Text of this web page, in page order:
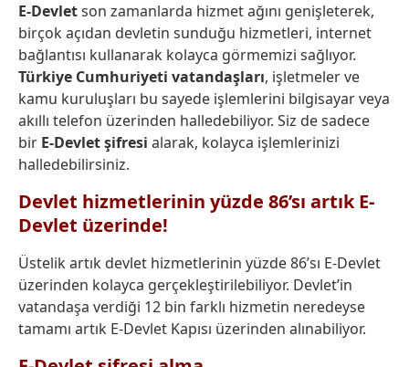
E-Devletson zamanlarda hizmet ağını genişleterek,
birçok açıdan devletin sunduğu hizmetleri, internet
bağlantısı kullanarak kolayca görmemizi sağlıyor.
Türkiye Cumhuriyeti vatandaşları, işletmeler ve
kamu kuruluşları bu sayede işlemlerini bilgisayar veya
akıllı telefon üzerinden halledebiliyor. Siz de sadece
bir E-Devlet şifresi alarak, kolayca işlemlerinizi
halledebilirsiniz.
Devlet hizmetlerinin yüzde 86’sı artık E-
Devlet üzerinde!
Üstelik artık devlet hizmetlerinin yüzde 86’sı E-Devlet
üzerinden kolayca gerçekleştirilebiliyor. Devlet’in
vatandaşa verdiği 12 bin farklı hizmetin neredeyse
tamamı artık E-Devlet Kapısı üzerinden alınabiliyor.